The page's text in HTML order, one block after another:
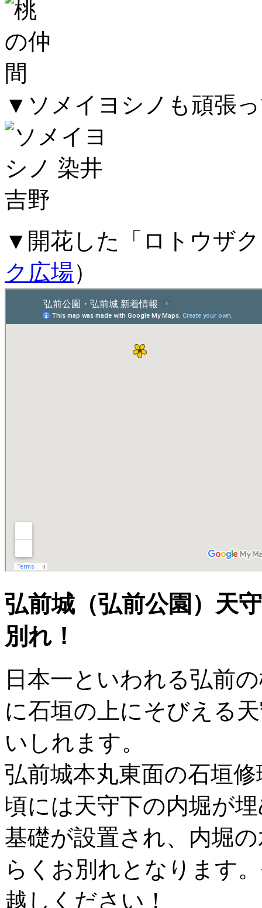
▼ソメイヨシノも頑張
▼開花した「ロトウザ
ク広場）
弘前城（弘前公園）天
別れ！
日本一といわれる弘前
に石垣の上にそびえる
いしれます。
弘前城本丸東面の石垣
頃には天守下の内堀が
基礎が設置され、内堀
らくお別れとなります
越しください！